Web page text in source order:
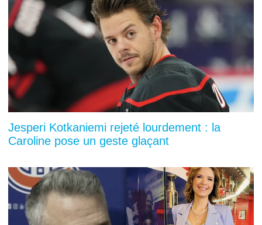
Jesperi Kotkaniemi rejeté lourdement : la
Caroline pose un geste glaçant